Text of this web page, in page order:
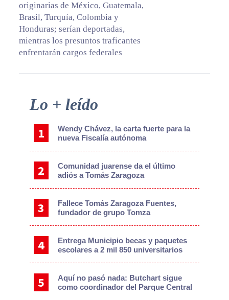
originarias de México, Guatemala,
Brasil, Turquía, Colombia y
Honduras; serían deportadas,
mientras los presuntos traficantes
enfrentarán cargos federales
Primary
Sidebar
Lo + leído
Wendy Chávez, la carta fuerte para la
nueva Fiscalía autónoma
Comunidad juarense da el último
adiós a Tomás Zaragoza
Fallece Tomás Zaragoza Fuentes,
fundador de grupo Tomza
Entrega Municipio becas y paquetes
escolares a 2 mil 850 universitarios
Aquí no pasó nada: Butchart sigue
como coordinador del Parque Central